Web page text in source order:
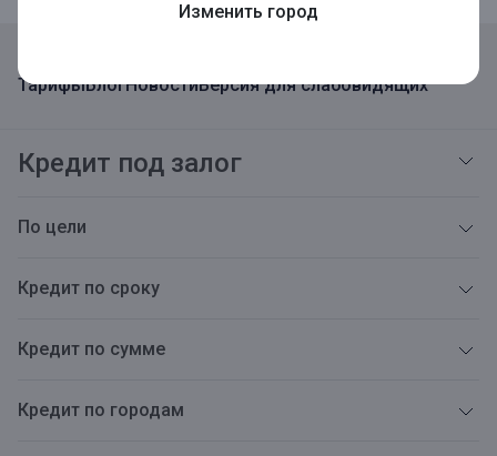
Изменить город
Реквизиты
ТарифыБлогНовостиВерсия для слабовидящих
Кредит под залог
По цели
Кредит по сроку
Кредит по сумме
Кредит по городам